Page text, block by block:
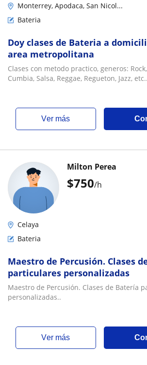
Monterrey, Apodaca, San Nicol...
Bateria
Doy clases de Bateria a
area metropolitana
Clases con metodo practico, generos:
Cumbia, Salsa, Reggae, Regueton, Jazz,
ver más
$750/h
Milton Perea
Celaya
Bateria
Maestro de Percusión. Clases
particulares personalizadas
Maestro de Percusión. Clases de Batería
personalizadas..
ver más